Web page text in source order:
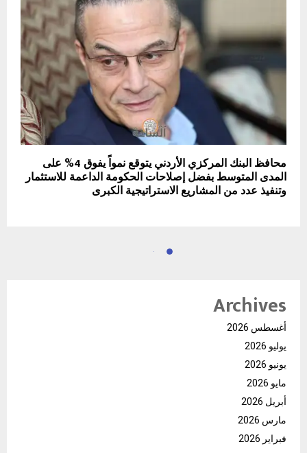
محافظ البنك المركزي الأردني يتوقع نمواً يفوق 4% على
المدى المتوسط بفضل إصلاحات الحكومة الداعمة للاستثمار
وتنفيذ عدد من المشاريع الاستراتيجية الكبرى
Archives
أغسطس 2026
يوليو 2026
يونيو 2026
مايو 2026
أبريل 2026
مارس 2026
فبراير 2026